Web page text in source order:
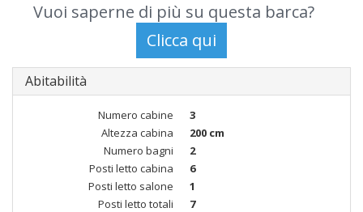
Vuoi saperne di più su questa barca?
Abitabilità
Numero cabine
3
Altezza cabina
200 cm
Numero bagni
2
Posti letto cabina
6
Posti letto salone
1
Posti letto totali
7